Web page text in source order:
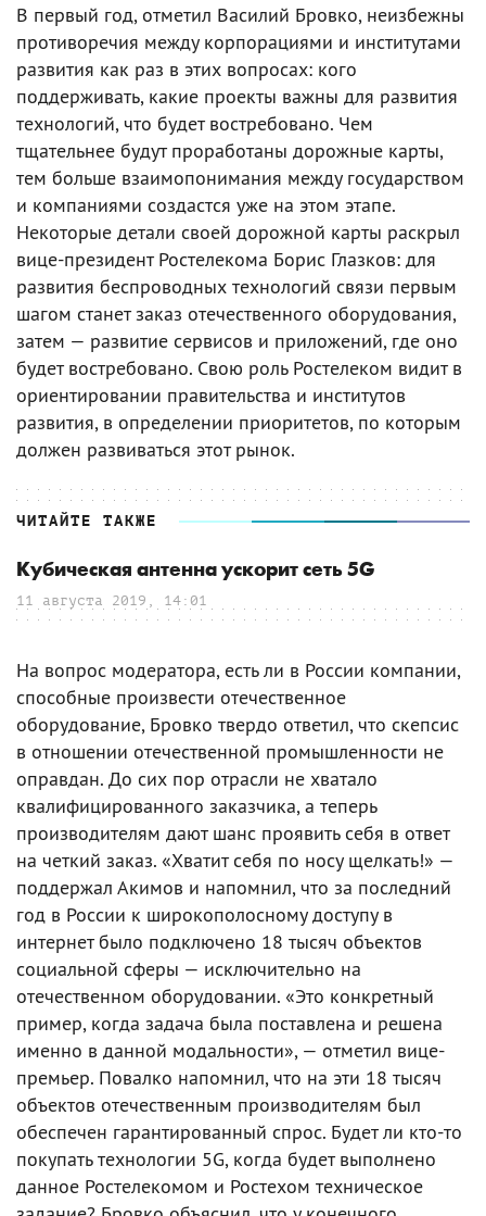
В первый год, отметил Василий Бровко, неизбежны
противоречия между корпорациями и институтами
развития как раз в этих вопросах: кого
поддерживать, какие проекты важны для развития
технологий, что будет востребовано. Чем
тщательнее будут проработаны дорожные карты,
тем больше взаимопонимания между государством
и компаниями создастся уже на этом этапе.
Некоторые детали своей дорожной карты раскрыл
вице-президент Ростелекома Борис Глазков: для
развития беспроводных технологий связи первым
шагом станет заказ отечественного оборудования,
затем — развитие сервисов и приложений, где оно
будет востребовано. Свою роль Ростелеком видит в
ориентировании правительства и институтов
развития, в определении приоритетов, по которым
должен развиваться этот рынок.
ЧИТАЙТЕ ТАКЖЕ
Кубическая антенна ускорит сеть 5G
11 августа 2019, 14:01
На вопрос модератора, есть ли в России компании,
способные произвести отечественное
оборудование, Бровко твердо ответил, что скепсис
в отношении отечественной промышленности не
оправдан. До сих пор отрасли не хватало
квалифицированного заказчика, а теперь
производителям дают шанс проявить себя в ответ
на четкий заказ. «Хватит себя по носу щелкать!» —
поддержал Акимов и напомнил, что за последний
год в России к широкополосному доступу в
интернет было подключено 18 тысяч объектов
социальной сферы — исключительно на
отечественном оборудовании. «Это конкретный
пример, когда задача была поставлена и решена
именно в данной модальности», — отметил вице-
премьер. Повалко напомнил, что на эти 18 тысяч
объектов отечественным производителям был
обеспечен гарантированный спрос. Будет ли кто-то
покупать технологии 5G, когда будет выполнено
данное Ростелекомом и Ростехом техническое